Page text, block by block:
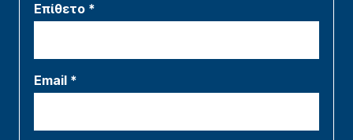
Επίθετο *
Email *